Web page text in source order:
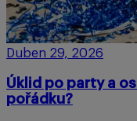
Duben 29, 2026
Úklid po party a
pořádku?